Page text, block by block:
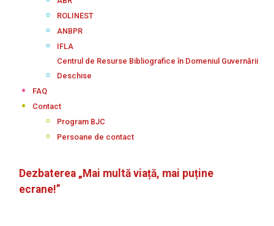
ROLINEST
ANBPR
IFLA
Centrul de Resurse Bibliografice în Domeniul Guvernării
Deschise
FAQ
Contact
Program BJC
Persoane de contact
Dezbaterea „Mai multă viață, mai puține
ecrane!”